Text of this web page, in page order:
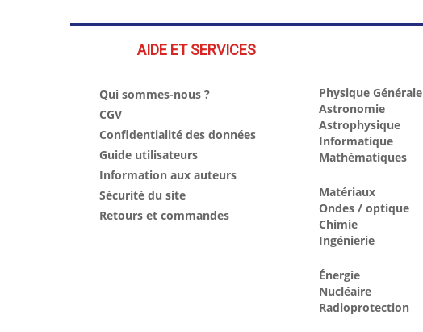
AIDE ET SERVICES
Qui sommes-nous ?
CGV
Confidentialité des données
Guide utilisateurs
Information aux auteurs
Sécurité du site
Retours et commandes
Physique Générale
Astronomie
Astrophysique
Informatique
Mathématiques
Matériaux
Ondes / optique
Chimie
Ingénierie
Énergie
Nucléaire
Radioprotection